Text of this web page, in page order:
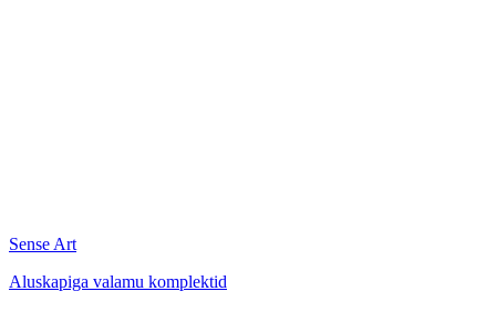
Sense Art
Aluskapiga valamu komplektid